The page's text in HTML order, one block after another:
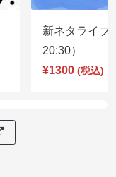
新ネタライ
20:30）
¥1300 (税込)